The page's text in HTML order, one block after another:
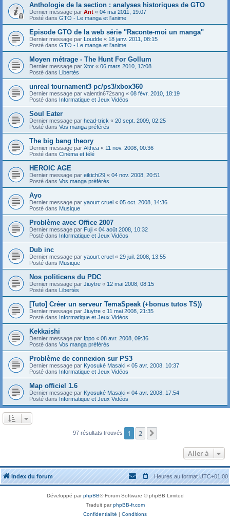
Anthologie de la section : analyses historiques de GTO
Dernier message par Ant « 04 mai 2011, 19:07
Posté dans GTO - Le manga et l'anime
Episode GTO de la web série "Raconte-moi un manga"
Dernier message par Loudde « 18 janv. 2011, 08:15
Posté dans GTO - Le manga et l'anime
Moyen métrage - The Hunt For Gollum
Dernier message par Xtor « 06 mars 2010, 13:08
Posté dans Libertés
unreal tournament3 pc/ps3/xbox360
Dernier message par valentin672sang « 08 févr. 2010, 18:19
Posté dans Informatique et Jeux Vidéos
Soul Eater
Dernier message par head-trick « 20 sept. 2009, 02:25
Posté dans Vos manga préférés
The big bang theory
Dernier message par Althea « 11 nov. 2008, 00:36
Posté dans Cinéma et télé
HEROIC AGE
Dernier message par eikichi29 « 04 nov. 2008, 20:51
Posté dans Vos manga préférés
Ayo
Dernier message par yaourt cruel « 05 oct. 2008, 14:36
Posté dans Musique
Problème avec Office 2007
Dernier message par Fuji « 04 août 2008, 10:32
Posté dans Informatique et Jeux Vidéos
Dub inc
Dernier message par yaourt cruel « 29 juil. 2008, 13:55
Posté dans Musique
Nos politicens du PDC
Dernier message par Jiuytre « 12 mai 2008, 08:15
Posté dans Libertés
[Tuto] Créer un serveur TemaSpeak (+bonus tutos TS))
Dernier message par Jiuytre « 11 mai 2008, 21:35
Posté dans Informatique et Jeux Vidéos
Kekkaishi
Dernier message par Ippo « 08 avr. 2008, 09:36
Posté dans Vos manga préférés
Problème de connexion sur PS3
Dernier message par Kyosuké Masaki « 05 avr. 2008, 10:37
Posté dans Informatique et Jeux Vidéos
Map officiel 1.6
Dernier message par Kyosuké Masaki « 04 avr. 2008, 17:54
Posté dans Informatique et Jeux Vidéos
97 résultats trouvés 1 2
Aller à
Index du forum Heures au formatUTC+01:00
Développé parphpBB® Forum Software © phpBB Limited
Traduit parphpBB-fr.com
Confidentialité | Conditions